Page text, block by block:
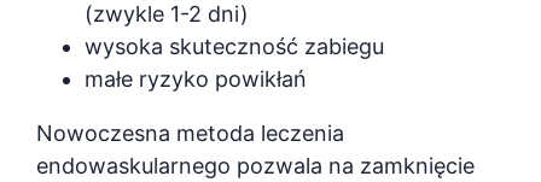
(zwykle 1-2 dni)
wysoka skuteczność zabiegu
małe ryzyko powikłań
Nowoczesna metoda leczenia
endowaskularnego pozwala na zamknięcie